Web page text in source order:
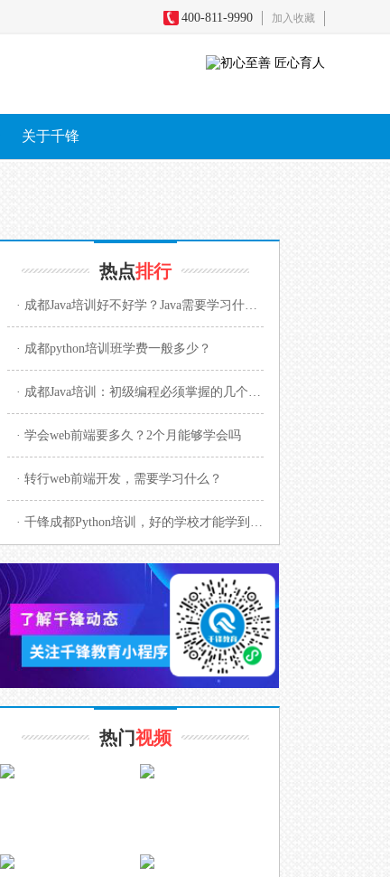
400-811-9990 加入收藏
关于千锋
短视频+直播电商 影视剪辑包装 游戏原画
热点排行
· 成都Java培训好不好学？Java需要学习什么内容？
· 成都python培训班学费一般多少？
· 成都Java培训：初级编程必须掌握的几个知识点
· 学会web前端要多久？2个月能够学会吗
· 转行web前端开发，需要学习什么？
· 千锋成都Python培训，好的学校才能学到真正的知识
热门视频